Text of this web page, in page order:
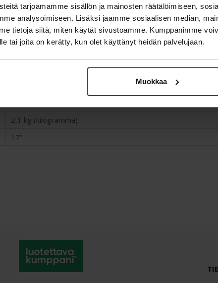
tarjoamamme sisällön ja mainosten räätälöimiseen,
analysoimiseen. Lisäksi jaamme sosiaalisen median,
tietoja siitä, miten käytät sivustoamme. Kumppanimme
tai joita on kerätty, kun olet käyttänyt heidän palvelujaan.
Muokkaa
Osasto:Polyesterilaikat
2,1 kg (kilogramma)
17”